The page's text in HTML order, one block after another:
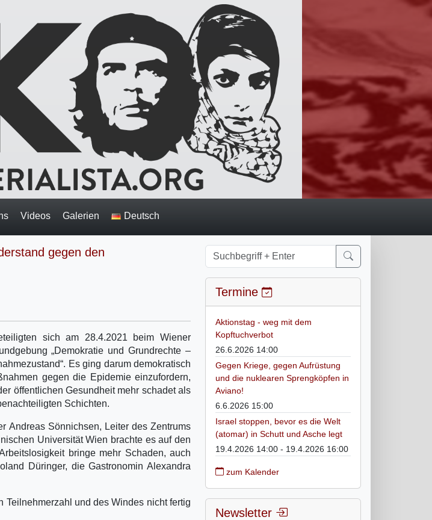
Videos Galerien Deutsch
gegen den
sich am 28.4.2021 beim Wiener
„Demokratie und Grundrechte –
Es ging darum demokratisch
gegen die Epidemie einzufordern,
öffentlichen Gesundheit mehr schadet als
Schichten.
Andreas Sönnichsen, Leiter des Zentrums
Universität Wien brachte es auf den
bringe mehr Schaden, auch
Düringer, die Gastronomin Alexandra
Teilnehmerzahl und des Windes nicht fertig
Termine
Aktionstag - weg mit dem
Kopftuchverbot
26.6.2026 14:00
Gegen Kriege, gegen Aufrüstung
und die nuklearen Sprengköpfen in
Aviano!
6.6.2026 15:00
Israel stoppen, bevor es die Welt
(atomar) in Schutt und Asche legt
19.4.2026 14:00 - 19.4.2026 16:00
zum Kalender
Newsletter